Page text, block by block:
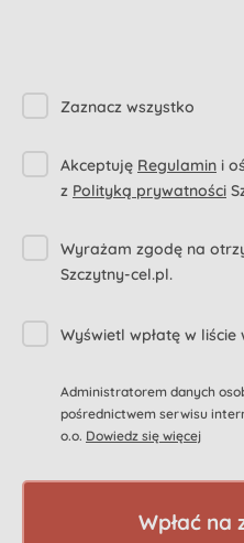
Zaznacz wszystko
Akceptuję Regulamin i
z Polityką prywatności
Wyrażam zgodę na
Szczytny-cel.pl.
Wyświetl wpłatę w liście
Administratorem danych
pośrednictwem serwisu
o.o. Dowiedz się więcej
Wpłać na